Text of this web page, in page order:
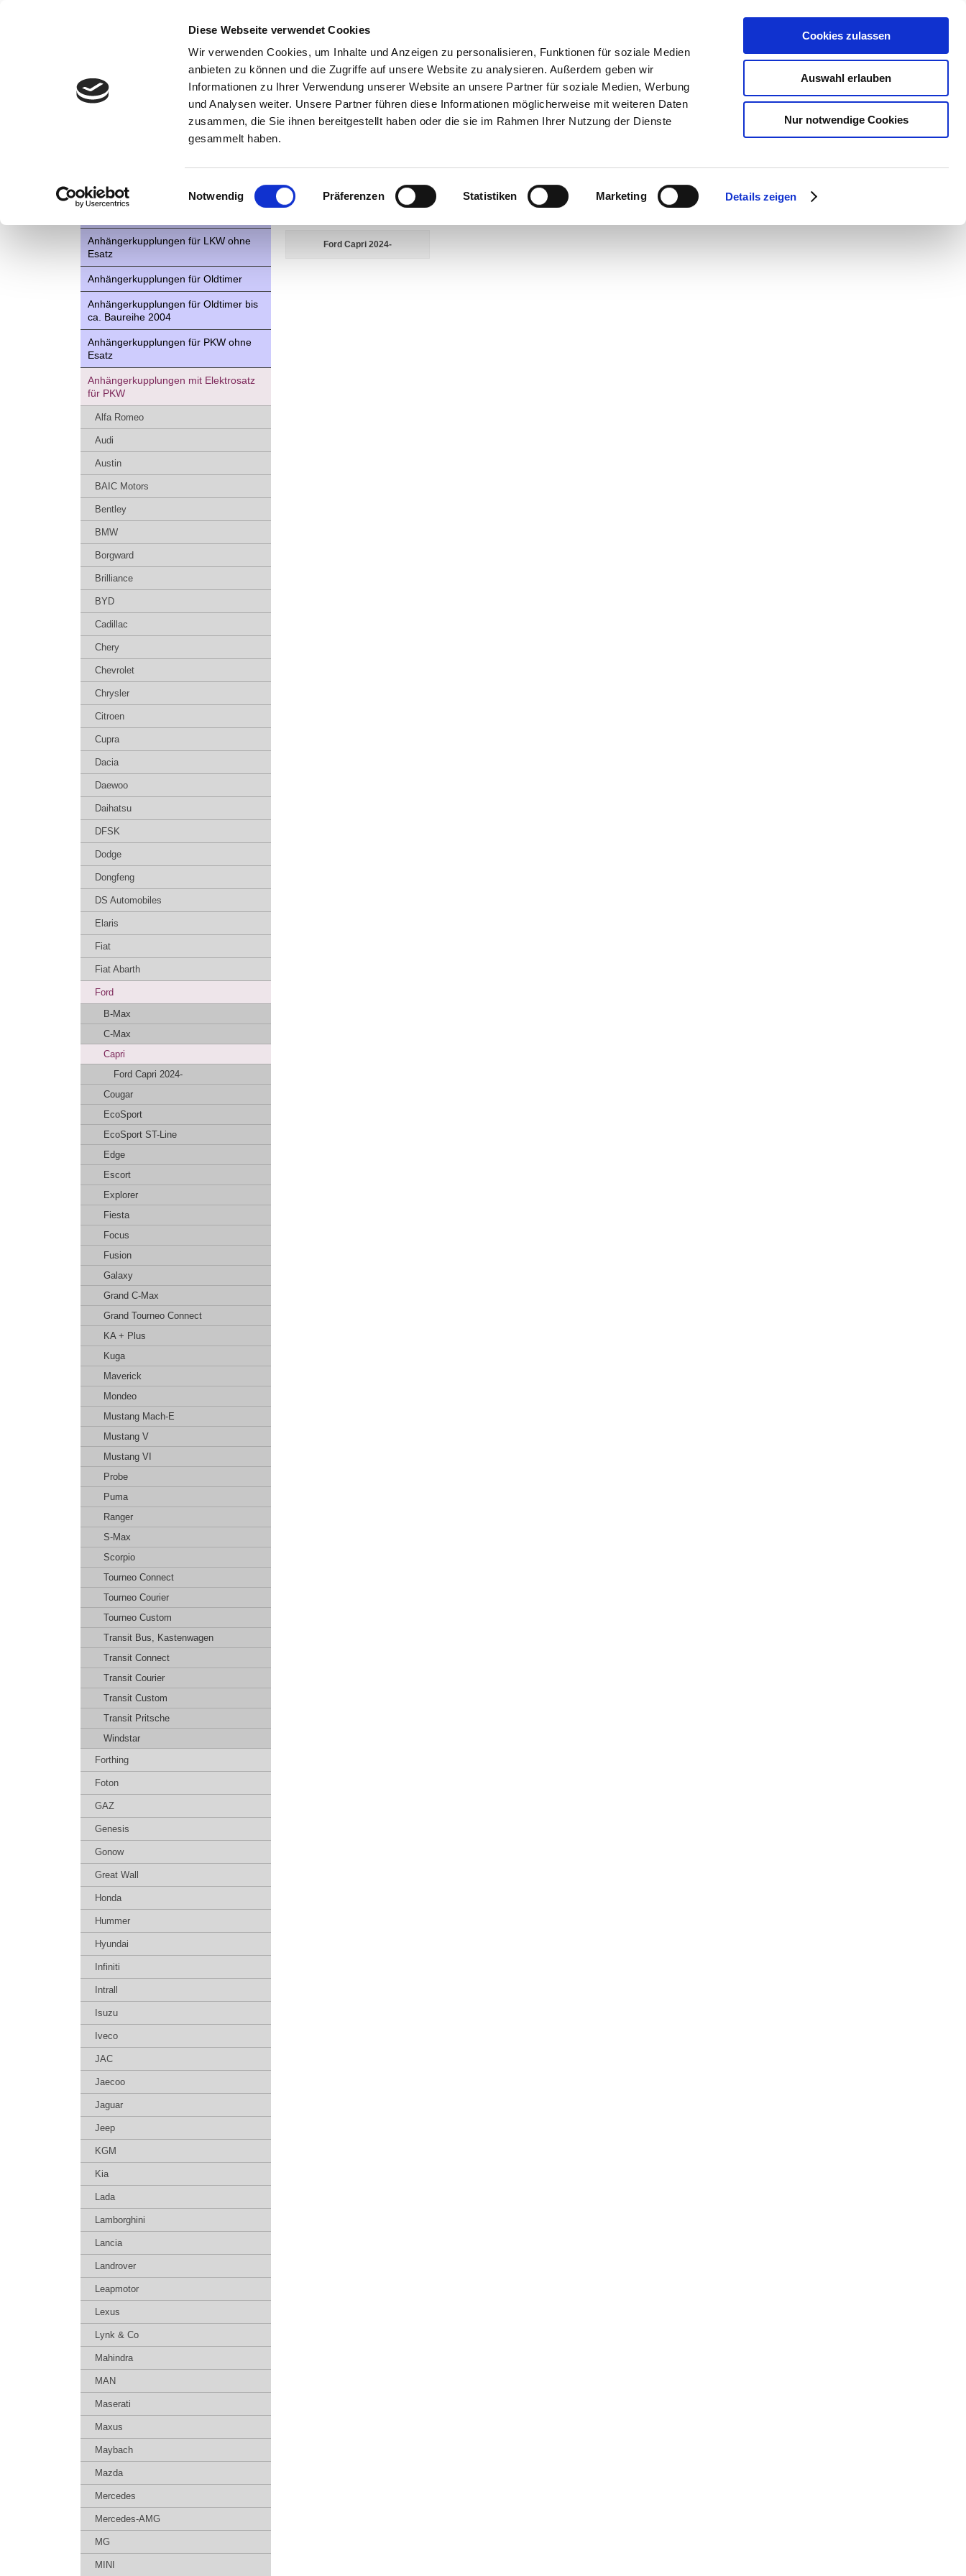
Diese Webseite verwendet Cookies
Wir verwenden Cookies, um Inhalte und Anzeigen zu personalisieren, Funktionen für soziale Medien
anbieten zu können und die Zugriffe auf unsere Website zu analysieren. Außerdem geben wir
Informationen zu Ihrer Verwendung unserer Website an unsere Partner für soziale Medien, Werbung
und Analysen weiter. Unsere Partner führen diese Informationen möglicherweise mit weiteren Daten
zusammen, die Sie ihnen bereitgestellt haben oder die sie im Rahmen Ihrer Nutzung der Dienste
gesammelt haben.
Einwilligungsauswahl
Notwendig Präferenzen Statistiken Marketing Details zeigen
Cookies zulassen
Auswahl erlauben
Nur notwendige Cookies
Kontakt 0 44 89 - 92 34 67 6 AHK-Finder Kasse Warenkorb 0 Artikel
WEITERE UNTERKATEGORIEN:
Ford Capri 2024-
Kategorien
AHK- Zubehör, Ersatzteile
Anhängerkupplungen für Fahrzeuge
Anhängerkupplungen für LKW ohne
Esatz
Anhängerkupplungen für Oldtimer
Anhängerkupplungen für Oldtimer bis
ca. Baureihe 2004
Anhängerkupplungen für PKW ohne
Esatz
Anhängerkupplungen mit Elektrosatz
für PKW
Alfa Romeo
Audi
Austin
BAIC Motors
Bentley
BMW
Borgward
Brilliance
BYD
Cadillac
Chery
Chevrolet
Chrysler
Citroen
Cupra
Dacia
Daewoo
Daihatsu
DFSK
Dodge
Dongfeng
DS Automobiles
Elaris
Fiat
Fiat Abarth
Ford
B-Max
C-Max
Capri
Ford Capri 2024-
Cougar
EcoSport
EcoSport ST-Line
Edge
Escort
Explorer
Fiesta
Focus
Fusion
Galaxy
Grand C-Max
Grand Tourneo Connect
KA + Plus
Kuga
Maverick
Mondeo
Mustang Mach-E
Mustang V
Mustang VI
Probe
Puma
Ranger
S-Max
Scorpio
Tourneo Connect
Tourneo Courier
Tourneo Custom
Transit Bus, Kastenwagen
Transit Connect
Transit Courier
Transit Custom
Transit Pritsche
Windstar
Forthing
Foton
GAZ
Genesis
Gonow
Great Wall
Honda
Hummer
Hyundai
Infiniti
Intrall
Isuzu
Iveco
JAC
Jaecoo
Jaguar
Jeep
KGM
Kia
Lada
Lamborghini
Lancia
Landrover
Leapmotor
Lexus
Lynk & Co
Mahindra
MAN
Maserati
Maxus
Maybach
Mazda
Mercedes
Mercedes-AMG
MG
MINI